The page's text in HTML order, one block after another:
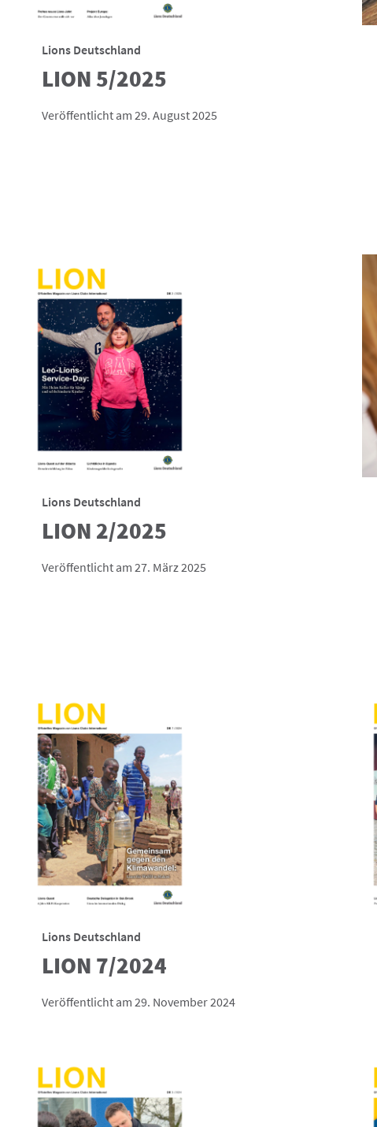
Lions Deutschland
LION 5/2025
Veröffentlicht am 29. August 2025
Lions Deutschland
LION 2/2025
Veröffentlicht am 27. März 2025
Lions Deutschland
LION 7/2024
Veröffentlicht am 29. November 2024